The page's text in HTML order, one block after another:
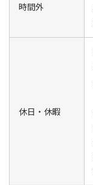
時間外
休日・休暇